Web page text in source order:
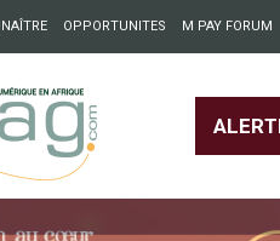
OPPORTUNITES M PAY FORUM
créer des ponts entre